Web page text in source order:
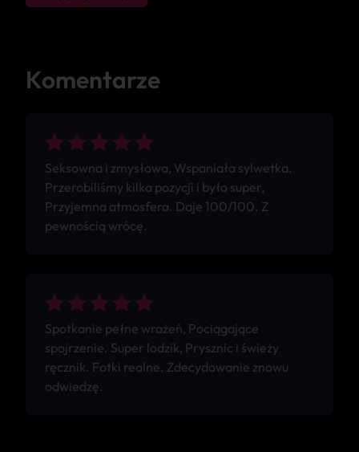
Komentarze
Seksowna i zmysłowa, Wspaniała sylwetka.
Przerobiliśmy kilka pozycji i było super,
Przyjemna atmosfera. Daje 100/100. Z
pewnością wrócę.
Spotkanie pełne wrażeń, Pociągające
spojrzenie. Super lodzik, Prysznic i świeży
ręcznik. Fotki realne. Zdecydowanie znowu
odwiedzę.